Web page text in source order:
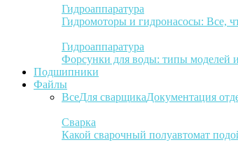
Гидроаппаратура
Гидромоторы и гидронасосы: Все,
Гидроаппаратура
Форсунки для воды: типы моделей
Подшипники
Файлы
ВсеДля сварщикаДокументация
Сварка
Какой сварочный полуавтомат